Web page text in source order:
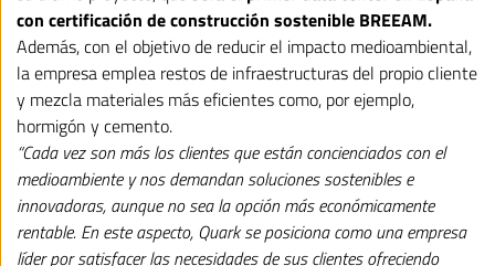
con certificación de construcción sostenible BREEAM.
Además, con el objetivo de reducir el impacto medioambiental,
la empresa emplea restos de infraestructuras del propio cliente
y mezcla materiales más eficientes como, por ejemplo,
hormigón y cemento.
“Cada vez son más los clientes que están concienciados con el
medioambiente y nos demandan soluciones sostenibles e
innovadoras, aunque no sea la opción más económicamente
rentable. En este aspecto, Quark se posiciona como una empresa
líder por satisfacer las necesidades de sus clientes ofreciendo